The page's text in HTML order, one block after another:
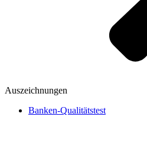
Auszeichnungen
Banken-Qualitätstest